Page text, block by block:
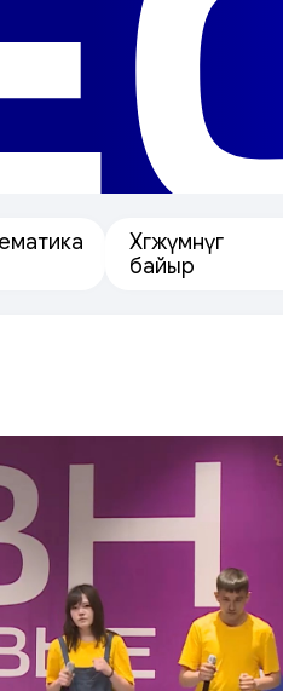
Хөгжүмнүг
байыр